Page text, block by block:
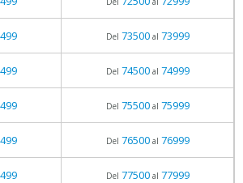
Del 73500al 73999
Del 74500al 74999
Del 75500al 75999
Del 76500al 76999
Del 77500al 77999